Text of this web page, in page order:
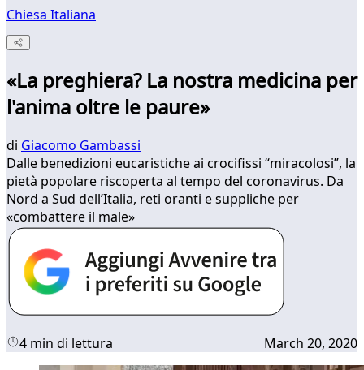
Chiesa Italiana
«La preghiera? La nostra medicina per
l'anima oltre le paure»
di Giacomo Gambassi
Dalle benedizioni eucaristiche ai crocifissi “miracolosi”, la
pietà popolare riscoperta al tempo del coronavirus. Da
Nord a Sud dell’Italia, reti oranti e suppliche per
«combattere il male»
4 min di lettura March 20, 2020